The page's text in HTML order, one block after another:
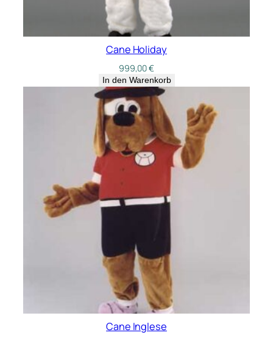
Cane Holiday
999,00€
In den Warenkorb
Cane Inglese